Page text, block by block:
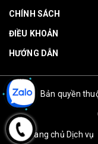
CHÍNH SÁCH
ĐIỀU KHOẢN
HƯỚNG DẪN
Bản quyền
Trang chủ Dịch vụ